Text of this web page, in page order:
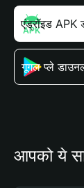
एंड्रॉइड APK
गूगल प्ले
आपको ये